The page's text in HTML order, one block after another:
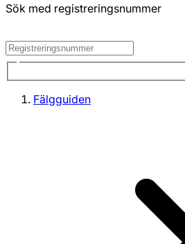
Sök med registreringsnummer
Fälgguiden